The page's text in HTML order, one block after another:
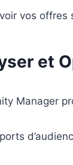
vos offres
et
Manager